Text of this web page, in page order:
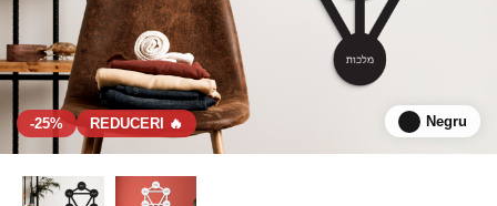
-25% REDUCERI 🔥 Negru